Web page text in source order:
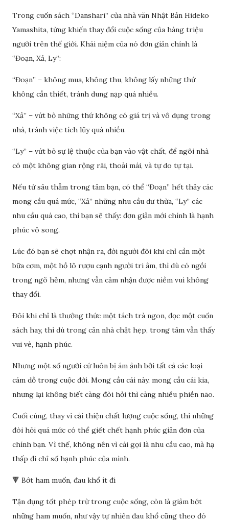
Trong cuốn sách “Danshari” của nhà văn Nhật Bản Hideko
Yamashita, từng khiến thay đổi cuộc sống của hàng triệu
người trên thế giới. Khái niệm của nó đơn giản chính là
“Đoạn, Xả, Ly”:
“Đoạn” – không mua, không thu, không lấy những thứ
không cần thiết, tránh dung nạp quá nhiều.
“Xả” – vứt bỏ những thứ không có giá trị và vô dụng trong
nhà, tránh việc tích lũy quá nhiều.
“Ly” – vứt bỏ sự lệ thuộc của bạn vào vật chất, để ngôi nhà
có một không gian rộng rãi, thoải mái, và tự do tự tại.
Nếu từ sâu thẳm trong tâm bạn, có thể “Đoạn” hết thảy các
mong cầu quá mức, “Xả” những nhu cầu dư thừa, “Ly” các
nhu cầu quá cao, thì bạn sẽ thấy: đơn giản mới chính là hạnh
phúc vô song.
Lúc đó bạn sẽ chợt nhận ra, đời người đôi khi chỉ cần một
bữa cơm, một hồ lô rượu cạnh người tri âm, thì dù có ngồi
trong ngõ hẻm, nhưng vẫn cảm nhận được niềm vui không
thay đổi.
Đôi khi chỉ là thưởng thức một tách trà ngon, đọc một cuốn
sách hay, thì dù trong căn nhà chật hẹp, trong tâm vẫn thấy
vui vẻ, hạnh phúc.
Nhưng một số người cứ luôn bị ám ảnh bởi tất cả các loại
cám dỗ trong cuộc đời. Mong cầu cái này, mong cầu cái kia,
nhưng lại không biết càng đòi hỏi thì càng nhiều phiền não.
Cuối cùng, thay vì cải thiện chất lượng cuộc sống, thì những
đòi hỏi quá mức có thể giết chết hạnh phúc giản đơn của
chính bạn. Vì thế, không nên vì cái gọi là nhu cầu cao, mà hạ
thấp đi chỉ số hạnh phúc của mình.
🔻 Bớt ham muốn, đau khổ ít đi
Tận dụng tốt phép trừ trong cuộc sống, còn là giảm bớt
những ham muốn, như vậy tự nhiên đau khổ cũng theo đó